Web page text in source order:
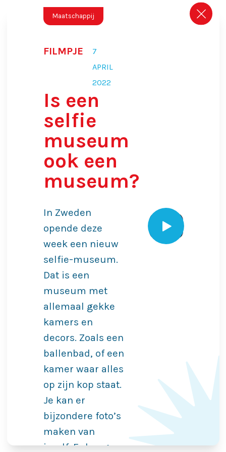
Maatschappij
FILMPJE
7
APRIL
2022
Is een
selfie
museum
ook een
museum?
In Zweden
opende deze
week een nieuw
selfie-museum.
Dat is een
museum met
allemaal gekke
kamers en
decors. Zoals een
ballenbad, of een
kamer waar alles
op zijn kop staat.
Je kan er
bijzondere foto’s
maken van
jezelf. Er hangen